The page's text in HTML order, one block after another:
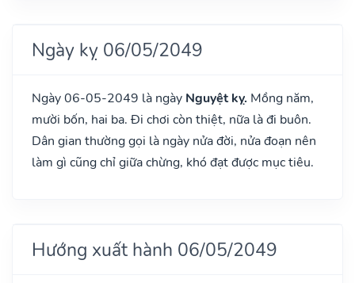
Ngày kỵ 06/05/2049
Ngày 06-05-2049 là ngày Nguyệt kỵ. Mồng năm,
mười bốn, hai ba. Đi chơi còn thiệt, nữa là đi buôn.
Dân gian thường gọi là ngày nửa đời, nửa đoạn nên
làm gì cũng chỉ giữa chừng, khó đạt được mục tiêu.
Hướng xuất hành 06/05/2049